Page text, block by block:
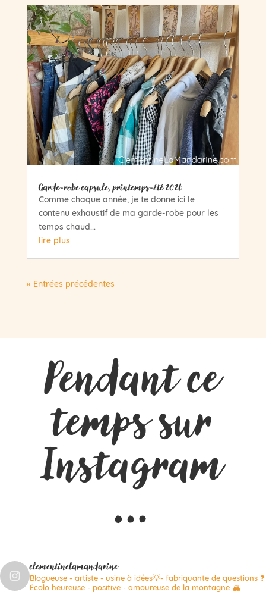
Garde-robe capsule, printemps-été 2026
Comme chaque année, je te donne ici le
contenu exhaustif de ma garde-robe pour les
temps chaud...
lire plus
« Entrées précédentes
Pendant ce
temps sur
Instagram
…
clementinelamandarine
Blogueuse - artiste - usine à idées💡- fabriquante de questions ❓
Écolo heureuse - positive - amoureuse de la montagne 🏔️